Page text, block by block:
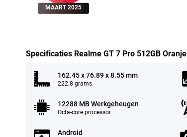
MAART 2025
Specificaties Realme GT 7 Pro 512GB Oranje
162.45 x 76.89 x 8.55 mm
222.8 grams
12288 MB Werkgeheugen
Octa-core processor
Android